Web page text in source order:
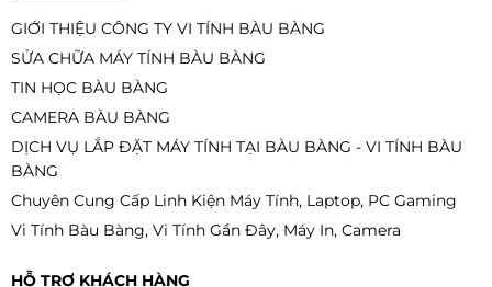
GIỚI THIỆU CÔNG TY VI TÍNH BÀU BÀNG
SỬA CHỮA MÁY TÍNH BÀU BÀNG
TIN HỌC BÀU BÀNG
CAMERA BÀU BÀNG
DỊCH VỤ LẮP ĐẶT MÁY TÍNH TẠI BÀU BÀNG - VI TÍNH BÀU
BÀNG
Chuyên Cung Cấp Linh Kiện Máy Tính, Laptop, PC Gaming
Vi Tính Bàu Bàng, Vi Tính Gần Đây, Máy In, Camera
HỖ TRỢ KHÁCH HÀNG